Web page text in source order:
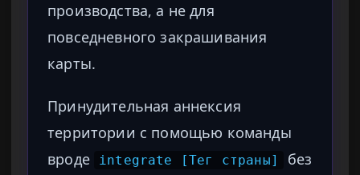
производства, а не для
повседневного закрашивания
карты.
Принудительная аннексия
территории с помощью команды
вроде
integrate [Тег страны]
без